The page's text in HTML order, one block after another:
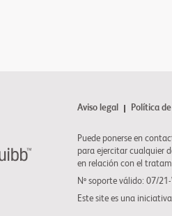
Aviso legal Política
Puede ponerse en
para ejercitar cualquier
en relación con el
Nº soporte válido: 07/
Este site es una